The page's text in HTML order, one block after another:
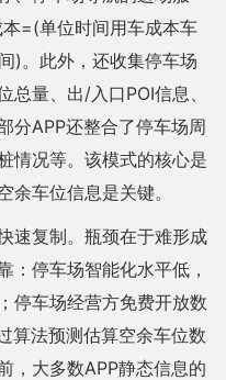
=(单位时间用车成本车
)。此外，还收集停车场
总量、出/入口POI信息、
分APP还整合了停车场周
情况等。该模式的核心是
余车位信息是关键。
速复制。瓶颈在于难形成
：停车场智能化水平低，
停车场经营方免费开放数
算法预测估算空余车位数
，大多数APP静态信息的